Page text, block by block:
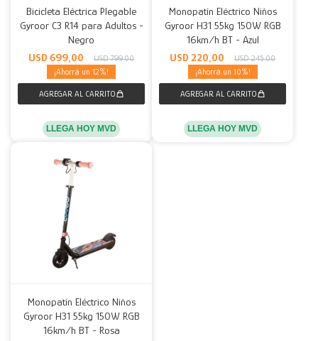
Bicicleta Eléctrica Plegable
Gyroor C3 R14 para Adultos -
Negro
USD 699,00 USD 799,00
12
LLEGA HOY MVD
Monopatín Eléctrico Niños
Gyroor H31 55kg 150W RGB
16km/h BT - Azul
USD 220,00 USD 245,00
10
LLEGA HOY MVD
Monopatín Eléctrico Niños
Gyroor H31 55kg 150W RGB
16km/h BT - Rosa
Mesas
Calefactores
Acolchados y Frazadas
Fundas
Decoración
Accesorios para el hogar
Herramientas
Accesorios
Muebles Infantiles